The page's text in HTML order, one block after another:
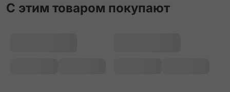
С этим товаром покупают